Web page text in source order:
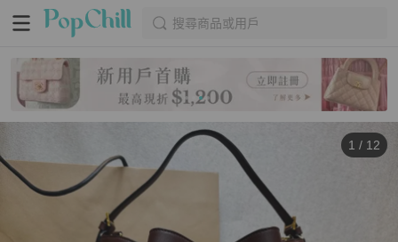
搜尋商品或用戶
1 / 12